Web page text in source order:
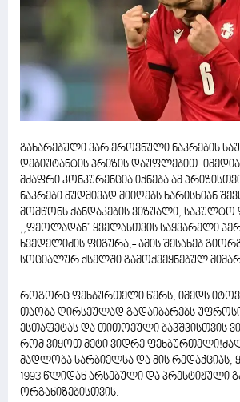
გახარებული ვარ ეროვნული ნაკრების
დებიუტანტის პრიზის დაუფლებით.
მძაფრი კონკურენცია იქნება ამ
ნაკრები მუდმივად მიიღებს ხარისხიან
მომწონს ქანდაკების ვიზუალი,
,,ფეოლადან'' ყველასთვის საყვარელი
ხვედელიძის ფიგურა,- ამის შესახებ
სოციალურ ქსელში გამოქვეყნებულ
როგორც ფეხბურთელი წერს, იმედს
თაობა ღირსეულად გადაიბარებს
ესთაფეტას და თითოეული ბავშვისთვის
რომ ვიყოთ მეტი ვიდრე
მადლობა სარბიელსა და მის რედაქციას,
1993 წლიდან არსებული და პრესტიჟული
ორგანიზებისთვის.